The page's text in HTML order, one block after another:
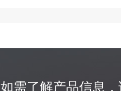
如需了解产品信息